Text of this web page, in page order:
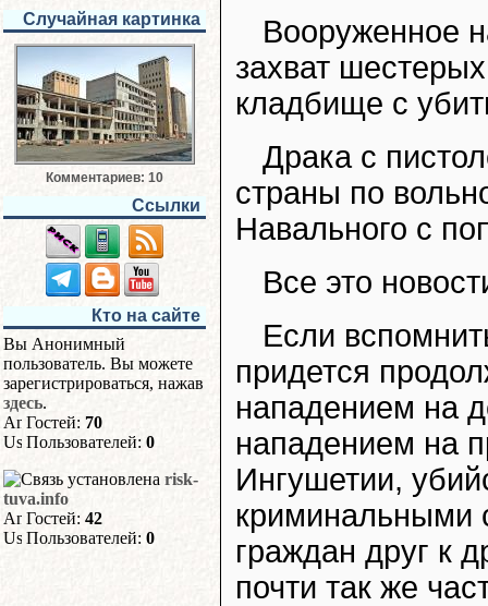
Случайная картинка
Комментариев: 10
Ссылки
Кто на сайте
Вы Анонимный
пользователь. Вы можете
зарегистрироваться, нажав
здесь.
Гостей: 70
Пользователей: 0
risk-
tuva.info
Гостей: 42
Пользователей: 0
Вооруженное
захват
кладбище с
Драка с
страны по
Навального с
Все это
Если
придется
нападением на
нападением на
Ингушетии,
криминальными
граждан друг к
почти так же